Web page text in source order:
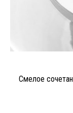
Смелое